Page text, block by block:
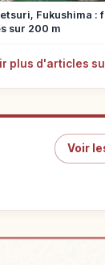
Fukushima :
sur 200 m
plus d'articles
Voir